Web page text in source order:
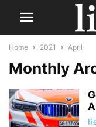
Home 2021 April
Monthly